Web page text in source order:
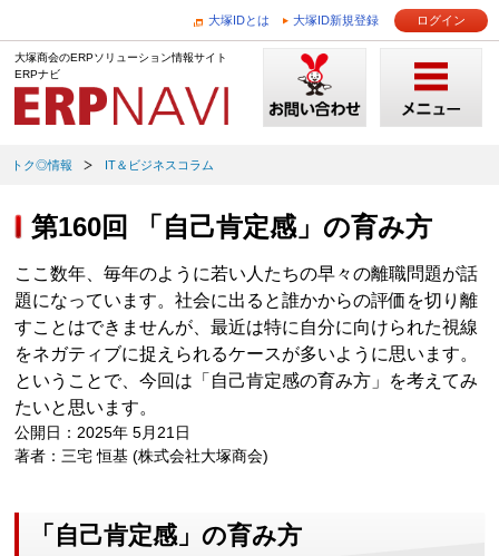
大塚IDとは 大塚ID新規登録 ログイン
大塚商会のERPソリューション情報サイト
ERPナビ
トク◎情報 IT＆ビジネスコラム
第160回 「自己肯定感」の育み方
ここ数年、毎年のように若い人たちの早々の離職問題が話
題になっています。社会に出ると誰かからの評価を切り離
すことはできませんが、最近は特に自分に向けられた視線
をネガティブに捉えられるケースが多いように思います。
ということで、今回は「自己肯定感の育み方」を考えてみ
たいと思います。
公開日：2025年 5月21日
著者：三宅 恒基 (株式会社大塚商会)
「自己肯定感」の育み方